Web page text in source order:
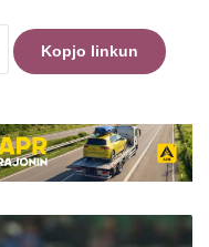
Kopjo linkun